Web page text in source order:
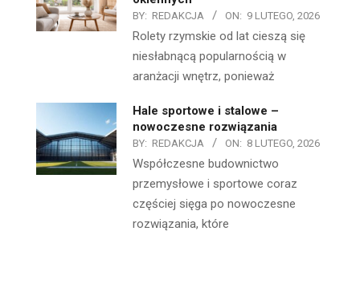
BY: REDAKCJA ON: 9 LUTEGO, 2026
Rolety rzymskie od lat cieszą się
niesłabnącą popularnością w
aranżacji wnętrz, ponieważ
Hale sportowe i stalowe –
nowoczesne rozwiązania
BY: REDAKCJA ON: 8 LUTEGO, 2026
Współczesne budownictwo
przemysłowe i sportowe coraz
częściej sięga po nowoczesne
rozwiązania, które